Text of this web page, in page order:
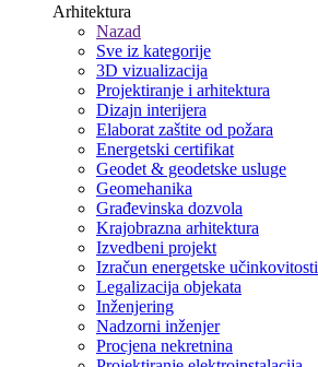
Arhitektura
Nazad
Sve iz kategorije
3D vizualizacija
Projektiranje i arhitektura
Dizajn interijera
Elaborat zaštite od požara
Energetski certifikat
Geodet & geodetske usluge
Geomehanika
Građevinska dozvola
Krajobrazna arhitektura
Izvedbeni projekt
Izračun energetske učinkovitosti
Legalizacija objekata
Inženjering
Nadzorni inženjer
Procjena nekretnina